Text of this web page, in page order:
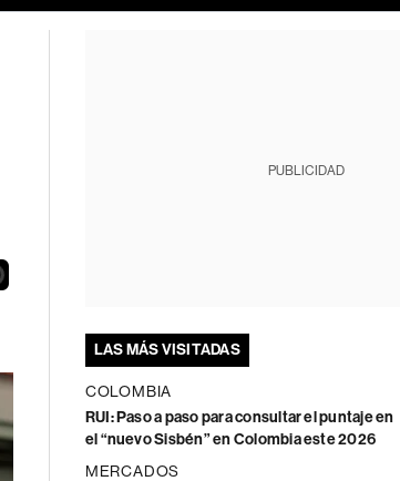
PUBLICIDAD
LAS MÁS VISITADAS
COLOMBIA
RUI: Paso a paso para consultar el puntaje en
el “nuevo Sisbén” en Colombia este 2026
MERCADOS